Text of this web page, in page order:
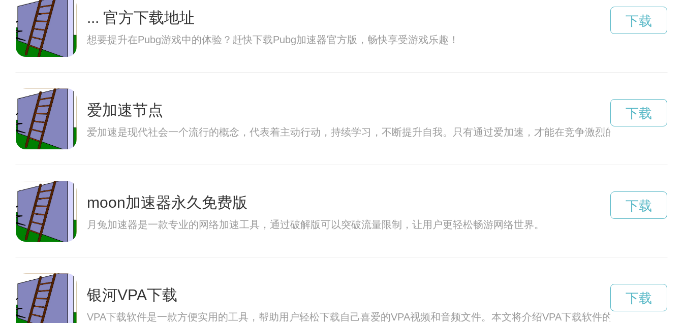
... 官方下载地址
想要提升在Pubg游戏中的体验？赶快下载Pubg加速器官方版，畅快享受游戏乐趣！
下载
爱加速节点
爱加速是现代社会一个流行的概念，代表着主动行动，持续学习，不断提升自我。只有通过爱加速，才能在竞争激烈的环境中更好地
下载
moon加速器永久免费版
月兔加速器是一款专业的网络加速工具，通过破解版可以突破流量限制，让用户更轻松畅游网络世界。
下载
银河VPA下载
VPA下载软件是一款方便实用的工具，帮助用户轻松下载自己喜爱的VPA视频和音频文件。本文将介绍VPA下载软件的特点和使用方
下载